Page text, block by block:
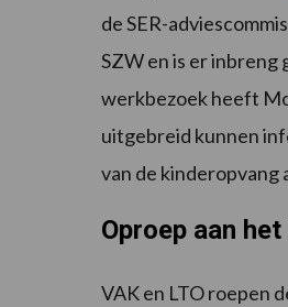
de SER-
SZW en is er
werkbezoek heeft
uitgebreid kunnen
van de kinderopvang
Oproep aan
VAK en LTO roepen